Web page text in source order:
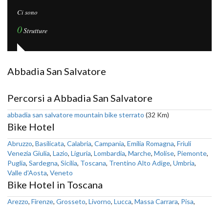
Ci sono
0Strutture
Abbadia San Salvatore
Percorsi a Abbadia San Salvatore
abbadia san salvatore mountain bike sterrato (32 Km)
Bike Hotel
Abruzzo, Basilicata, Calabria, Campania, Emilia Romagna, Friuli
Venezia Giulia, Lazio, Liguria, Lombardia, Marche, Molise, Piemonte,
Puglia, Sardegna, Sicilia, Toscana, Trentino Alto Adige, Umbria,
Valle d'Aosta, Veneto
Bike Hotel in Toscana
Arezzo, Firenze, Grosseto, Livorno, Lucca, Massa Carrara, Pisa,